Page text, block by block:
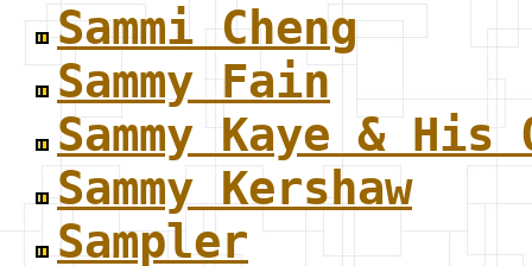
Sammi Cheng
Sammy Fain
Sammy Kaye &
Sammy Kershaw
Sampler